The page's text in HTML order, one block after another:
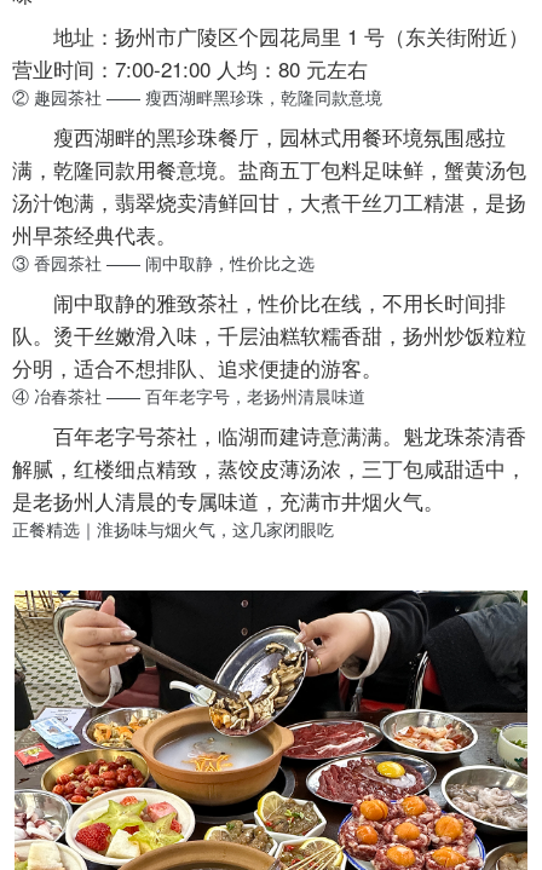
地址：扬州市广陵区个园花局里 1 号（东关街附近）
营业时间：7:00-21:00 人均：80 元左右
② 趣园茶社 —— 瘦西湖畔黑珍珠，乾隆同款意境
瘦西湖畔的黑珍珠餐厅，园林式用餐环境氛围感拉
满，乾隆同款用餐意境。盐商五丁包料足味鲜，蟹黄汤包
汤汁饱满，翡翠烧卖清鲜回甘，大煮干丝刀工精湛，是扬
州早茶经典代表。
③ 香园茶社 —— 闹中取静，性价比之选
闹中取静的雅致茶社，性价比在线，不用长时间排
队。烫干丝嫩滑入味，千层油糕软糯香甜，扬州炒饭粒粒
分明，适合不想排队、追求便捷的游客。
④ 冶春茶社 —— 百年老字号，老扬州清晨味道
百年老字号茶社，临湖而建诗意满满。魁龙珠茶清香
解腻，红楼细点精致，蒸饺皮薄汤浓，三丁包咸甜适中，
是老扬州人清晨的专属味道，充满市井烟火气。
正餐精选｜淮扬味与烟火气，这几家闭眼吃